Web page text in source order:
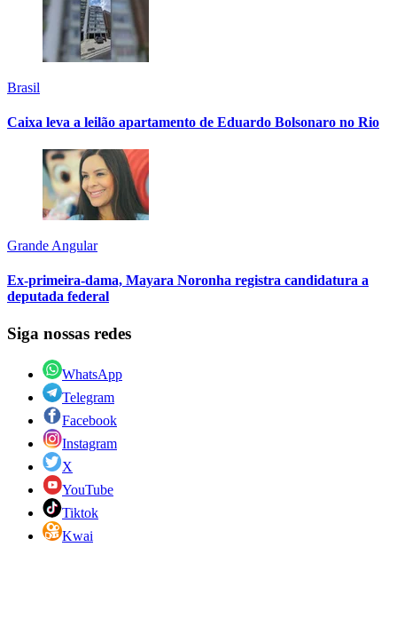
Brasil
Caixa leva a leilão apartamento de Eduardo Bolsonaro no Rio
Grande Angular
Ex-primeira-dama, Mayara Noronha registra candidatura a
deputada federal
Siga nossas redes
WhatsApp
Telegram
Facebook
Instagram
X
YouTube
Tiktok
Kwai